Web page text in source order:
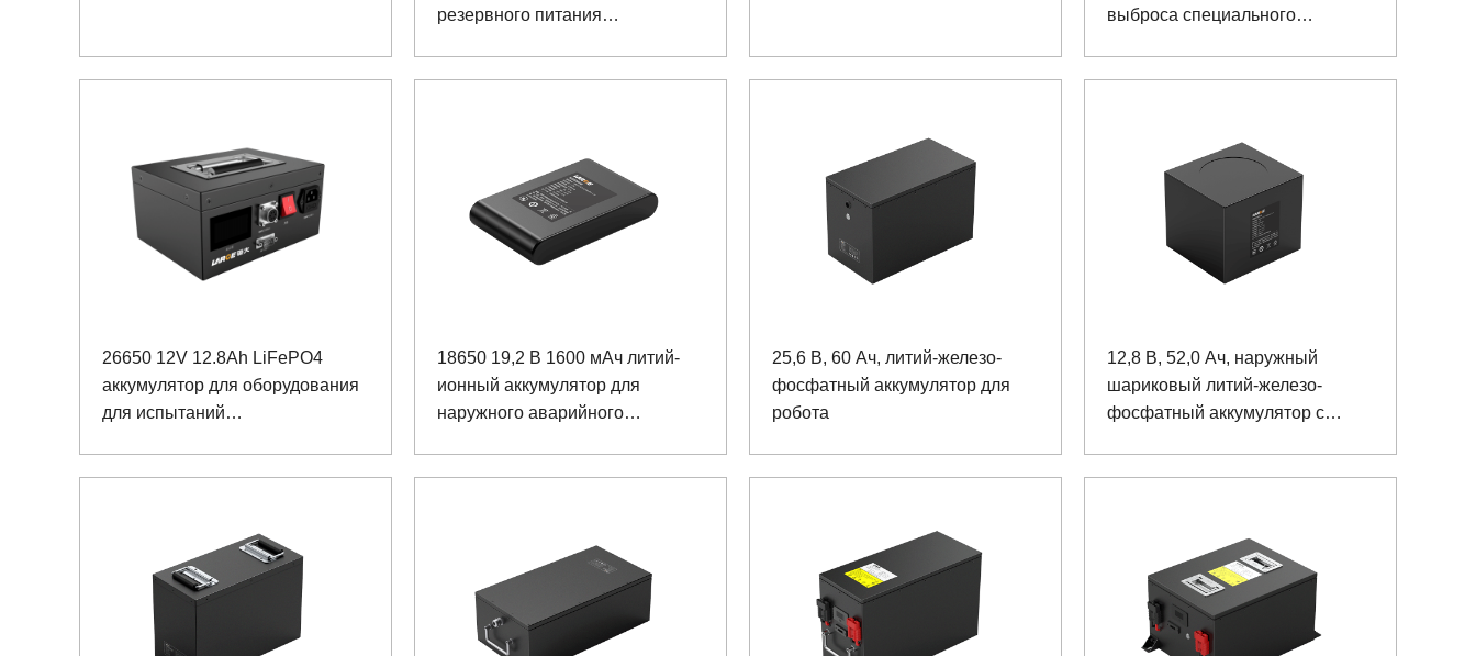
резервного питания
выброса специального
26650 12V 12.8Ah LiFePO4
аккумулятор для оборудования
для испытаний
18650 19,2 В 1600 мАч литий-
ионный аккумулятор для
наружного аварийного
25,6 В, 60 Ач, литий-железо-
фосфатный аккумулятор для
робота
12,8 В, 52,0 Ач, наружный
шариковый литий-железо-
фосфатный аккумулятор с